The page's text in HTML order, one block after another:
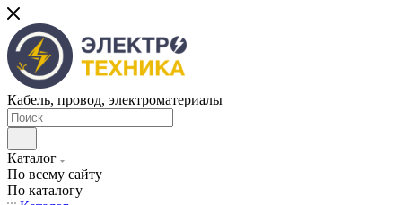
Кабель, провод, электроматериалы
Каталог
По всему сайту
По каталогу